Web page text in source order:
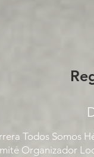
Todos Somos
Organizador